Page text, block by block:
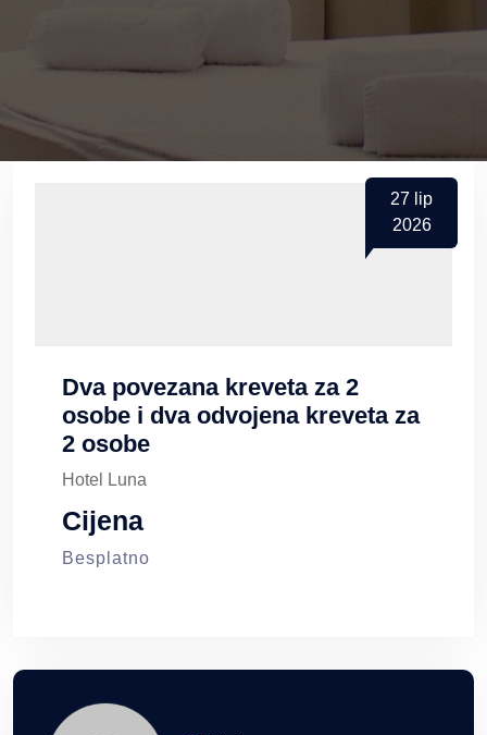
27 lip
2026
Dva povezana kreveta za 2
osobe i dva odvojena kreveta za
2 osobe
Hotel Luna
Cijena
Besplatno